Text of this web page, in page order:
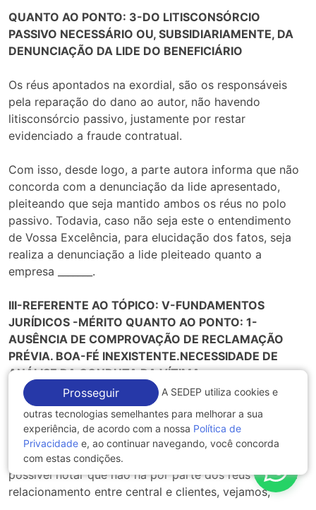
QUANTO AO PONTO: 3-DO LITISCONSÓRCIO
PASSIVO NECESSÁRIO OU, SUBSIDIARIAMENTE, DA
DENUNCIAÇÃO DA LIDE DO BENEFICIÁRIO
Os réus apontados na exordial, são os responsáveis
pela reparação do dano ao autor, não havendo
litisconsórcio passivo, justamente por restar
evidenciado a fraude contratual.
Com isso, desde logo, a parte autora informa que não
concorda com a denunciação da lide apresentado,
pleiteando que seja mantido ambos os réus no polo
passivo. Todavia, caso não seja este o entendimento
de Vossa Excelência, para elucidação dos fatos, seja
realiza a denunciação a lide pleiteado quanto a
empresa _______.
III-REFERENTE AO TÓPICO: V-FUNDAMENTOS
JURÍDICOS -MÉRITO QUANTO AO PONTO: 1-
AUSÊNCIA DE COMPROVAÇÃO DE RECLAMAÇÃO
PRÉVIA. BOA-FÉ INEXISTENTE.NECESSIDADE DE
ANÁLISE DA CONDUTA DA VÍTIMA.
O autor explicava aos agentes que entravam em
contato cobrando o referido empréstimo. A boa-fé do
autor é presumida, visto que se encontra na posição de
vítima de todo o corrido. Além disso, em pesquisas é
possível notar que não há por parte dos réus um bom
relacionamento entre central e clientes, vejamos,
Prosseguir
A SEDEP utiliza cookies e
outras tecnologias semelhantes para melhorar a sua
experiência, de acordo com a nossa Política de
Privacidade e, ao continuar navegando, você concorda
com estas condições.